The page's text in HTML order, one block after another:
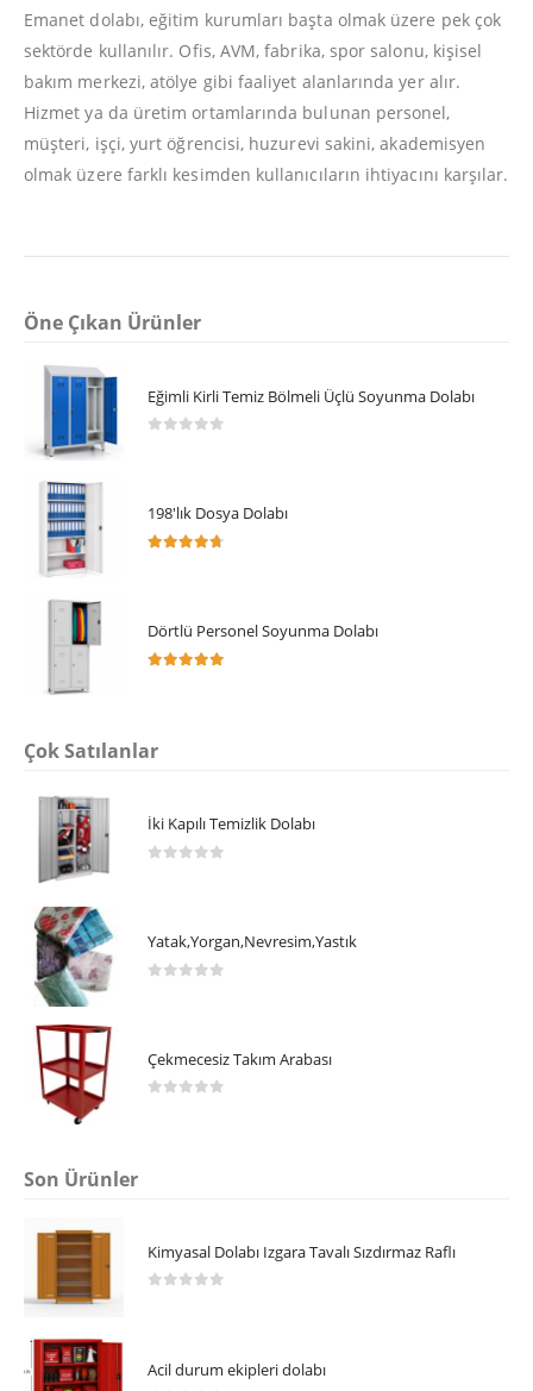
Emanet dolabı, eğitim kurumları başta olmak üzere pek çok
sektörde kullanılır. Ofis, AVM, fabrika, spor salonu, kişisel
bakım merkezi, atölye gibi faaliyet alanlarında yer alır.
Hizmet ya da üretim ortamlarında bulunan personel,
müşteri, işçi, yurt öğrencisi, huzurevi sakini, akademisyen
olmak üzere farklı kesimden kullanıcıların ihtiyacını karşılar.
Öne Çıkan Ürünler
Eğimli Kirli Temiz Bölmeli Üçlü Soyunma Dolabı
198'lık Dosya Dolabı
Dörtlü Personel Soyunma Dolabı
Çok Satılanlar
İki Kapılı Temizlik Dolabı
Yatak,Yorgan,Nevresim,Yastık
Çekmecesiz Takım Arabası
Son Ürünler
Kimyasal Dolabı Izgara Tavalı Sızdırmaz Raflı
Acil durum ekipleri dolabı